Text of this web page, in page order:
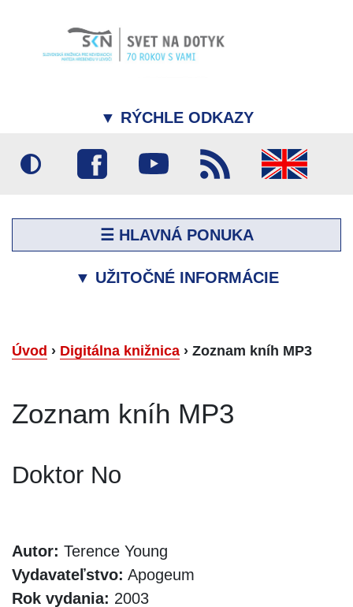
▼ RÝCHLE ODKAZY
☰ HLAVNÁ PONUKA
▼ UŽITOČNÉ INFORMÁCIE
Úvod › Digitálna knižnica › Zoznam kníh MP3
Zoznam kníh MP3
Doktor No
Autor: Terence Young
Vydavateľstvo: Apogeum
Rok vydania: 2003